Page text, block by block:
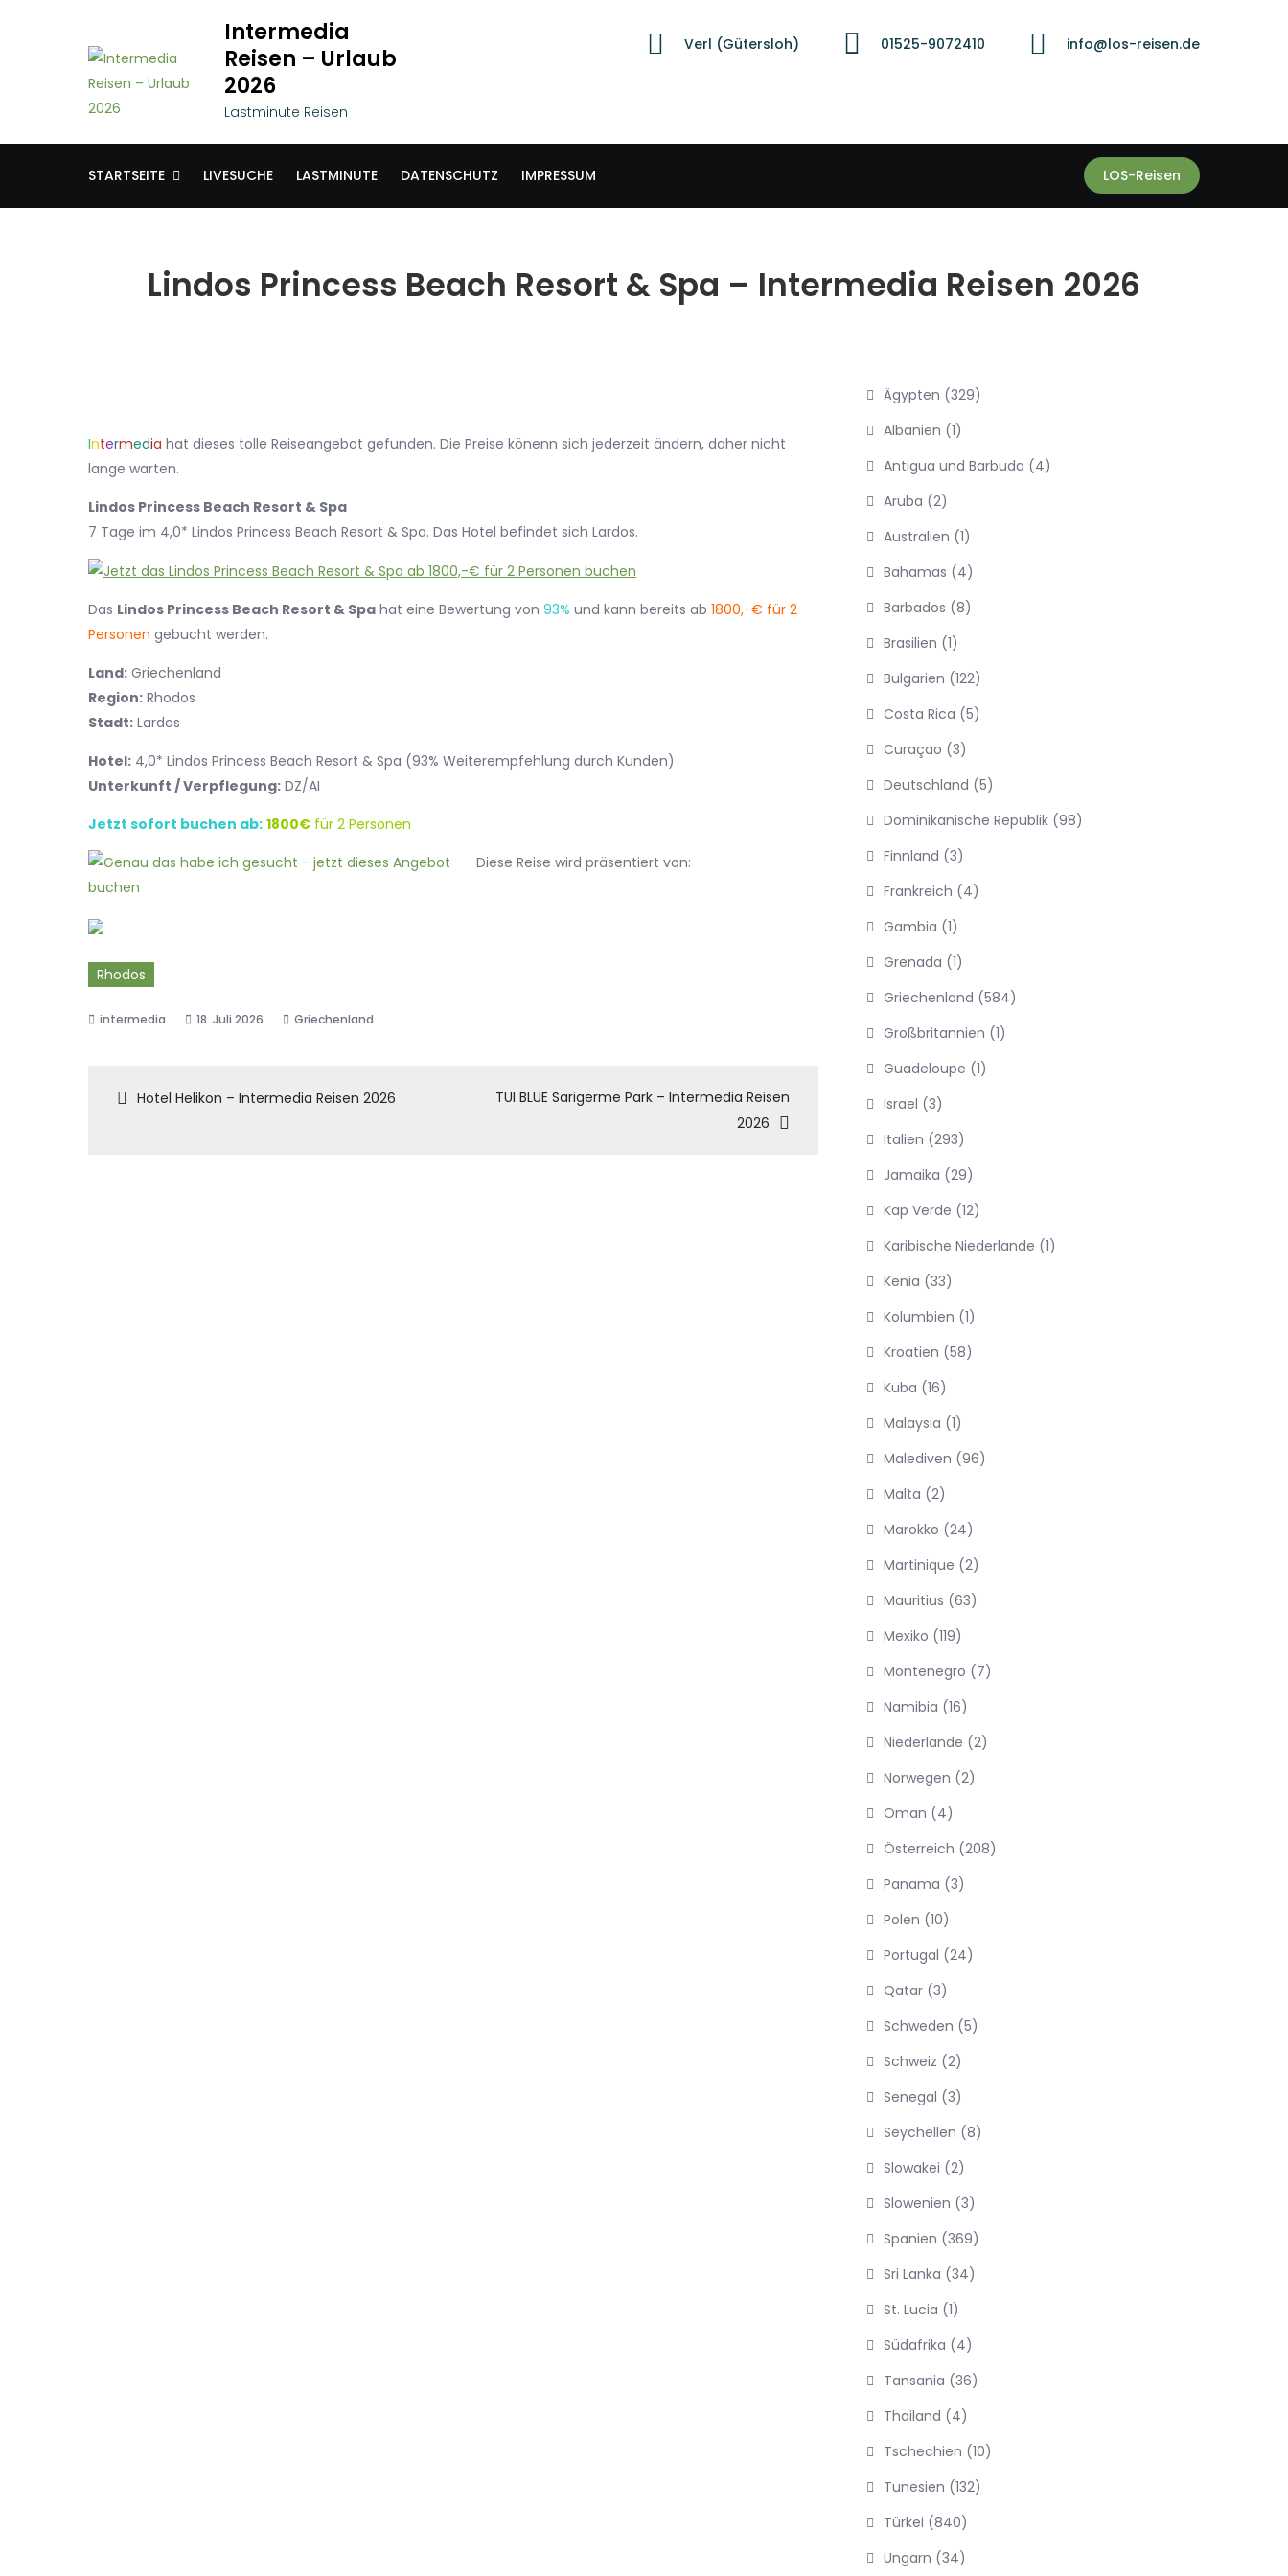
Intermedia
Reisen – Urlaub
2026
Lastminute Reisen
Verl (Gütersloh) 01525-9072410 info@los-reisen.de
STARTSEITE LIVESUCHE LASTMINUTE DATENSCHUTZ IMPRESSUM LOS-Reisen
Lindos Princess Beach Resort & Spa – Intermedia Reisen 2026
Intermedia hat dieses tolle Reiseangebot gefunden. Die Preise könenn sich jederzeit ändern, daher nicht
lange warten.
Lindos Princess Beach Resort & Spa
7 Tage im 4,0* Lindos Princess Beach Resort & Spa. Das Hotel befindet sich Lardos.
Das Lindos Princess Beach Resort & Spa hat eine Bewertung von 93% und kann bereits ab 1800,-€ für 2
Personen gebucht werden.
Land: Griechenland
Region: Rhodos
Stadt: Lardos
Hotel: 4,0* Lindos Princess Beach Resort & Spa (93% Weiterempfehlung durch Kunden)
Unterkunft / Verpflegung: DZ/AI
Jetzt sofort buchen ab: 1800€ für 2 Personen
Diese Reise wird präsentiert von:
Rhodos
18. Juli 2026 Griechenland
Beitragsnavigation
Hotel Helikon – Intermedia Reisen 2026
TUI BLUE Sarigerme Park – Intermedia Reisen
2026
Ägypten (329)
Albanien (1)
Antigua und Barbuda (4)
Aruba (2)
Australien (1)
Bahamas (4)
Barbados (8)
Brasilien (1)
Bulgarien (122)
Costa Rica (5)
Curaçao (3)
Deutschland (5)
Dominikanische Republik (98)
Finnland (3)
Frankreich (4)
Gambia (1)
Grenada (1)
Griechenland (584)
Großbritannien (1)
Guadeloupe (1)
Israel (3)
Italien (293)
Jamaika (29)
Kap Verde (12)
Karibische Niederlande (1)
Kenia (33)
Kolumbien (1)
Kroatien (58)
Kuba (16)
Malaysia (1)
Malediven (96)
Malta (2)
Marokko (24)
Martinique (2)
Mauritius (63)
Mexiko (119)
Montenegro (7)
Namibia (16)
Niederlande (2)
Norwegen (2)
Oman (4)
Österreich (208)
Panama (3)
Polen (10)
Portugal (24)
Qatar (3)
Schweden (5)
Schweiz (2)
Senegal (3)
Seychellen (8)
Slowakei (2)
Slowenien (3)
Spanien (369)
Sri Lanka (34)
St. Lucia (1)
Südafrika (4)
Tansania (36)
Thailand (4)
Tschechien (10)
Tunesien (132)
Türkei (840)
Ungarn (34)